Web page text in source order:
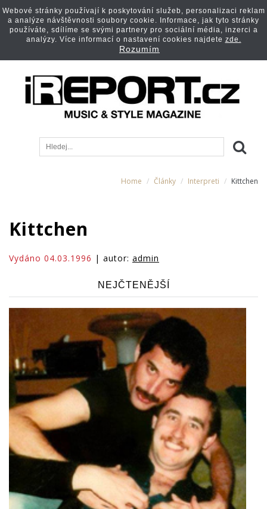
Home Články Interpreti Kittchen
Kittchen
Vydáno 04.03.1996 | autor: admin
NEJČTENĚJŠÍ
Webové stránky používají k poskytování služeb, personalizaci reklam
a analýze návštěvnosti soubory cookie. Informace, jak tyto stránky
používáte, sdílíme se svými partnery pro sociální média, inzerci a
analýzy. Více informací o nastavení cookies najdete zde.
Rozumím